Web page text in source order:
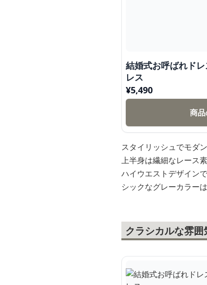
結婚式お呼ばれド
レス
¥5,490
商
スタイリッシュでモダ
上半身は繊細なレース
ハイウエストデザイン
シックなグレーカラー
クラシカルな雰